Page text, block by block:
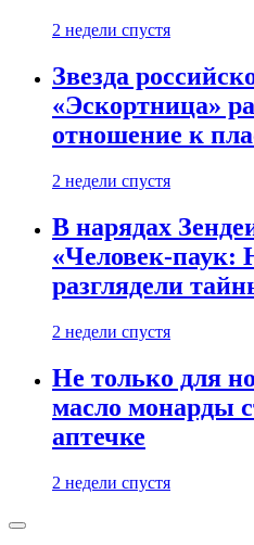
2 недели спустя
Звезда
«Эскортница»
отношение к
2 недели спустя
В нарядах
«Человек-паук:
разглядели
2 недели спустя
Не только для
масло монарды
аптечке
2 недели спустя